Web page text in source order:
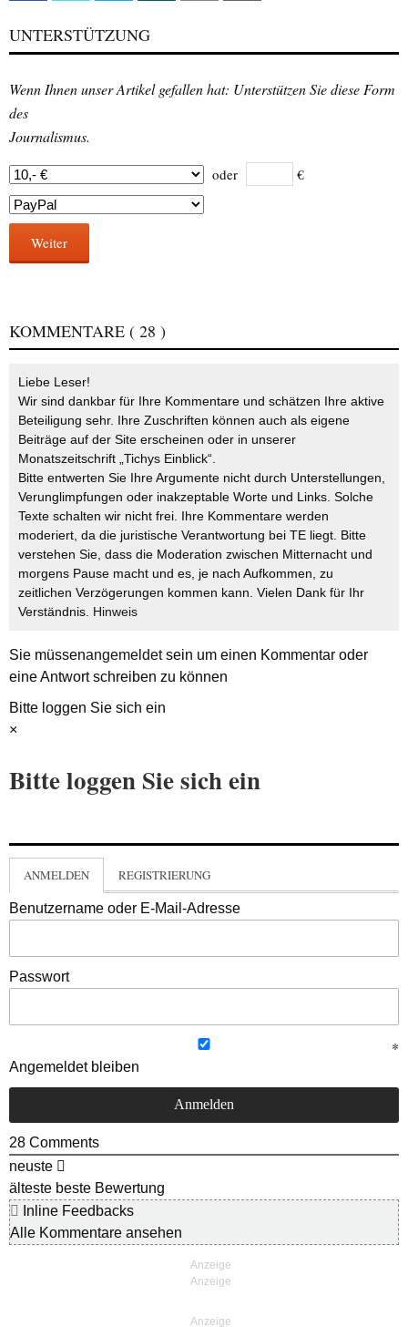
UNTERSTÜTZUNG
Wenn Ihnen unser Artikel gefallen hat: Unterstützen Sie diese Form
des
Journalismus.
oder €
Weiter
KOMMENTARE ( 28 )
Liebe Leser!
Wir sind dankbar für Ihre Kommentare und schätzen Ihre aktive
Beteiligung sehr. Ihre Zuschriften können auch als eigene
Beiträge auf der Site erscheinen oder in unserer
Monatszeitschrift „Tichys Einblick“.
Bitte entwerten Sie Ihre Argumente nicht durch Unterstellungen,
Verunglimpfungen oder inakzeptable Worte und Links. Solche
Texte schalten wir nicht frei. Ihre Kommentare werden
moderiert, da die juristische Verantwortung bei TE liegt. Bitte
verstehen Sie, dass die Moderation zwischen Mitternacht und
morgens Pause macht und es, je nach Aufkommen, zu
zeitlichen Verzögerungen kommen kann. Vielen Dank für Ihr
Verständnis. Hinweis
Sie müssenangemeldetsein um einen Kommentar oder
eine Antwort schreiben zu können
Bitte loggen Sie sich ein
×
Bitte loggen Sie sich ein
ANMELDEN REGISTRIERUNG
Benutzername oder E-Mail-Adresse
Passwort
Angemeldet bleiben
28 Comments
neuste
älteste beste Bewertung
Inline Feedbacks
Alle Kommentare ansehen
Anzeige